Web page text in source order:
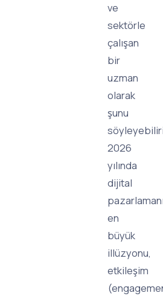
ve
sektörle
çalışan
bir
uzman
olarak
şunu
2026
yılında
dijital
en
büyük
illüzyonu,
etkileşim